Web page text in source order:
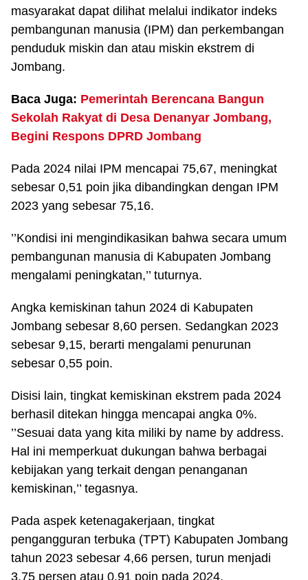
masyarakat dapat dilihat melalui indikator indeks
pembangunan manusia (IPM) dan perkembangan
penduduk miskin dan atau miskin ekstrem di
Jombang.
Baca Juga: Pemerintah Berencana Bangun
Sekolah Rakyat di Desa Denanyar Jombang,
Begini Respons DPRD Jombang
Pada 2024 nilai IPM mencapai 75,67, meningkat
sebesar 0,51 poin jika dibandingkan dengan IPM
2023 yang sebesar 75,16.
’’Kondisi ini mengindikasikan bahwa secara umum
pembangunan manusia di Kabupaten Jombang
mengalami peningkatan,’’ tuturnya.
Angka kemiskinan tahun 2024 di Kabupaten
Jombang sebesar 8,60 persen. Sedangkan 2023
sebesar 9,15, berarti mengalami penurunan
sebesar 0,55 poin.
Disisi lain, tingkat kemiskinan ekstrem pada 2024
berhasil ditekan hingga mencapai angka 0%.
’’Sesuai data yang kita miliki by name by address.
Hal ini memperkuat dukungan bahwa berbagai
kebijakan yang terkait dengan penanganan
kemiskinan,’’ tegasnya.
Pada aspek ketenagakerjaan, tingkat
pengangguran terbuka (TPT) Kabupaten Jombang
tahun 2023 sebesar 4,66 persen, turun menjadi
3,75 persen atau 0,91 poin pada 2024.